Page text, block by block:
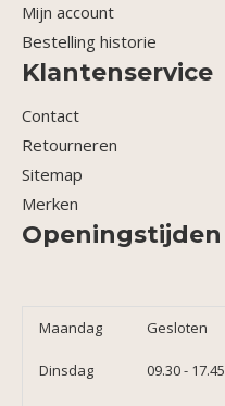
Mijn account
Bestelling historie
Klantenservice
Contact
Retourneren
Sitemap
Merken
Openingstijden
Maandag Gesloten
Dinsdag 09.30 - 17.45